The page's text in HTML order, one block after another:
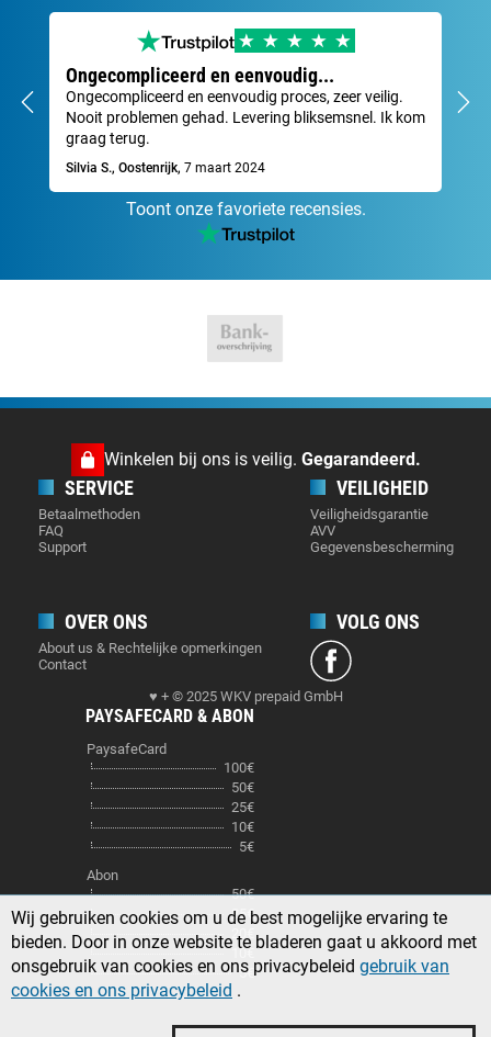
Ongecompliceerd en eenvoudig...
Ongecompliceerd en eenvoudig proces, zeer veilig.
Nooit problemen gehad. Levering bliksemsnel. Ik kom
graag terug.
Silvia S., Oostenrijk, 7 maart 2024
Toont onze favoriete recensies.
Winkelen bij ons is veilig. Gegarandeerd.
SERVICE
Betaalmethoden
FAQ
Support
VEILIGHEID
Veiligheidsgarantie
AVV
Gegevensbescherming
OVER ONS
About us & Rechtelijke opmerkingen
Contact
VOLG ONS
♥ + © 2025 WKV prepaid GmbH
PAYSAFECARD & ABON
PaysafeCard
100€
50€
25€
10€
5€
Abon
50€
25€
20€
10€
5€
Wij gebruiken cookies om u de best mogelijke ervaring te
bieden. Door in onze website te bladeren gaat u akkoord met
onsgebruik van cookies en ons privacybeleid gebruik van
cookies en ons privacybeleid .